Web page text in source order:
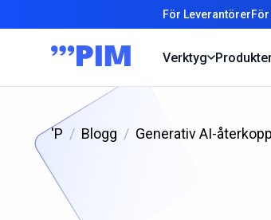
För Leverantörer
Verktyg
'P Blogg Generativ AI-